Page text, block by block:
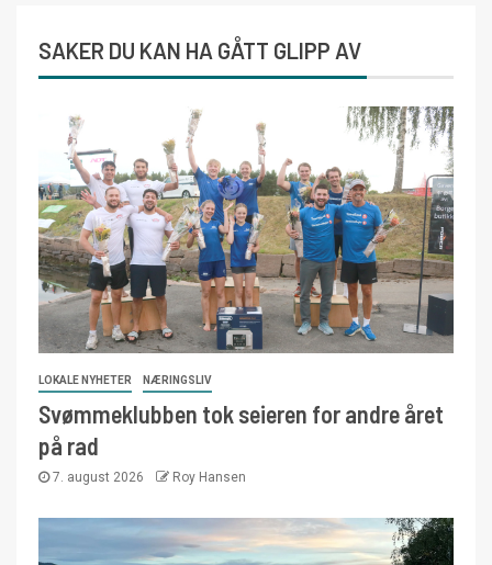
SAKER DU KAN HA GÅTT GLIPP AV
LOKALE NYHETER NÆRINGSLIV
Svømmeklubben tok seieren for andre året
på rad
7. august 2026 Roy Hansen